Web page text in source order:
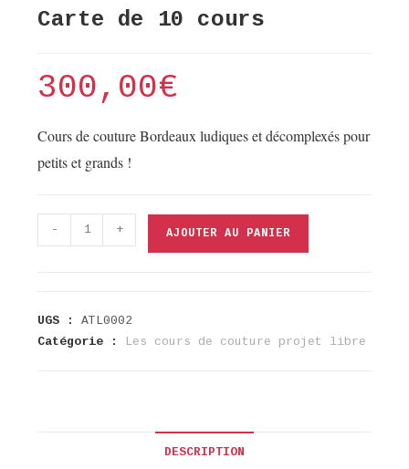
Carte de 10 cours
300,00€
Cours de couture Bordeaux ludiques et décomplexés pour
petits et grands !
quantité
de
10
cours
- + AJOUTER AU PANIER
UGS :ATL0002
Catégorie :
Les cours de couture projet libre
DESCRIPTION